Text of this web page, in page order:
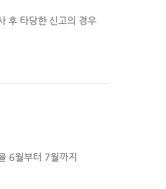
후 타당한 신고의 경우
6월부터 7월까지